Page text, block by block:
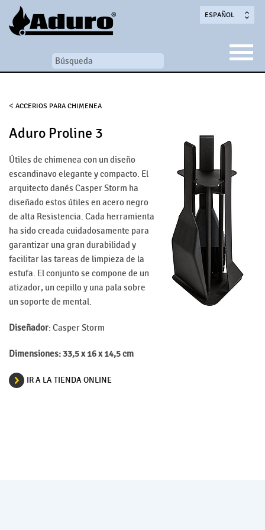
ESPAÑOL
< ACCERIOS PARA CHIMENEA
Aduro Proline 3
Útiles de chimenea con un diseño
escandinavo elegante y compacto. El
arquitecto danés Casper Storm ha
diseñado estos útiles en acero negro
de alta Resistencia. Cada herramienta
ha sido creada cuidadosamente para
garantizar una gran durabilidad y
facilitar las tareas de limpieza de la
estufa. El conjunto se compone de un
atizador, un cepillo y una pala sobre
un soporte de mental.
Diseñador: Casper Storm
Dimensiones: 33,5 x 16 x 14,5 cm
IR A LA TIENDA ONLINE